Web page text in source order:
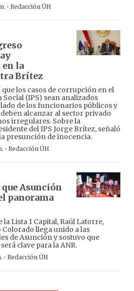
· Redacción ÚH
la
Brítez
los casos de corrupción en el
(IPS) sean analizados
de los funcionarios públicos y
alcanzar al sector privado
irregulares. Sobre la
del IPS Jorge Brítez, señaló
presunción de inocencia.
· Redacción ÚH
Asunción
panorama
la Lista 1 Capital, Raúl Latorre,
llega unido a las
de Asunción y sostuvo que
clave para la ANR.
· Redacción ÚH